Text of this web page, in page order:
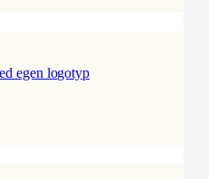
egen logotyp